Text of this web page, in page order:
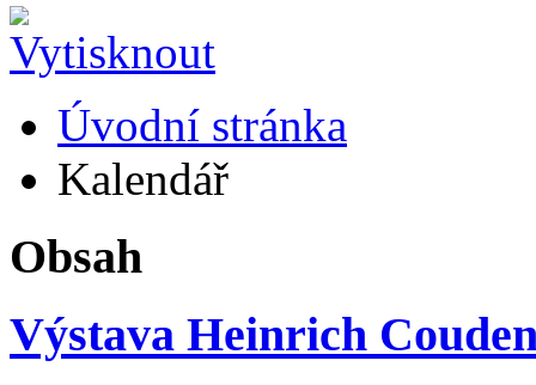
Úvodní stránka
Kalendář
Obsah
Výstava Heinrich